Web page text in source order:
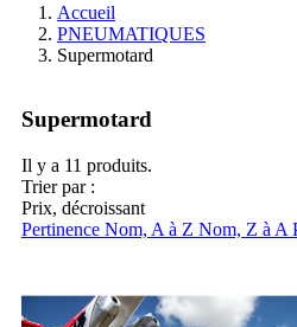
Accueil
PNEUMATIQUES
Supermotard
Supermotard
Il y a 11 produits.
Trier par :
Prix, décroissant
Pertinence Nom, A à Z Nom, Z à A